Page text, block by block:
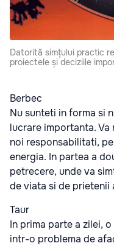
Datorită simțului practic
proiectele și deciziile
Berbec
Nu sunteti in forma si
lucrare importanta. Va
noi responsabilitati,
energia. In partea a
petrecere, unde va
de viata si de prietenii
Taur
In prima parte a zilei,
intr-o problema de